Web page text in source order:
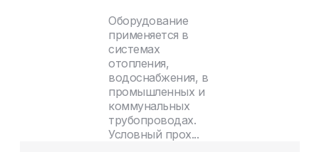
Оборудование
применяется в
системах
отопления,
водоснабжения, в
промышленных и
коммунальных
трубопроводах.
Условный прох...